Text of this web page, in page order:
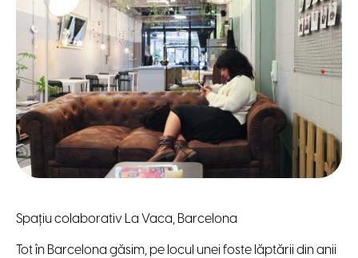
Spațiu colaborativ La Vaca, Barcelona
Tot în Barcelona găsim, pe locul unei foste lăptării din anii